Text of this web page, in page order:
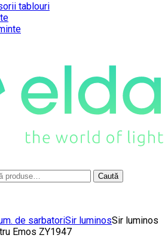
tablouri
Caută
de sarbatoriSir luminosSir luminos
Emos ZY1947